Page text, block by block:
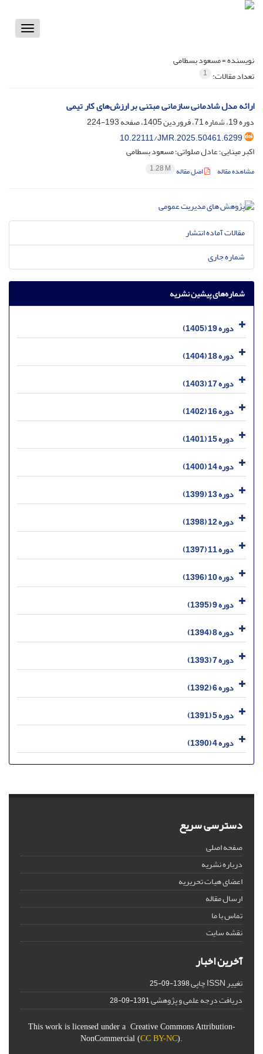
Toggle
نویسنده =مسعود بسطامی
تعداد مقالات: 1
ارائه مدل شادمانی سازمانی مبتنی بر ارزش‌های کار تیمی
دوره 19، شماره 71، فروردین 1405، صفحه
193-224
10.22111/JMR.2025.50461.6299
اکبر مینایی؛ عادل صلواتی؛ مسعود بسطامی
مشاهده مقاله اصل مقاله 1.28 M
مقالات آماده انتشار
شماره جاری
شماره‌های پیشین نشریه
دوره 19 (1405)
دوره 18 (1404)
دوره 17 (1403)
دوره 16 (1402)
دوره 15 (1401)
دوره 14 (1400)
دوره 13 (1399)
دوره 12 (1398)
دوره 11 (1397)
دوره 10 (1396)
دوره 9 (1395)
دوره 8 (1394)
دوره 7 (1393)
دوره 6 (1392)
دوره 5 (1391)
دوره 4 (1390)
دسترسی سریع
صفحه اصلی
درباره نشریه
اعضای هیات تحریریه
ارسال مقاله
تماس با ما
نقشه سایت
آخرین اخبار
تغییر ISSN چاپی 1398-09-25
دریافت درجه علمی و پژوهشی1391-09-28
This work is licensed under a Creative Commons Attribution-
NonCommercial (CC BY-NC).